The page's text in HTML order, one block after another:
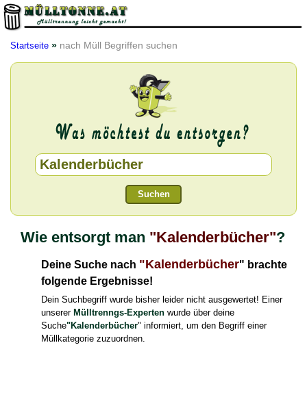
Startseite » nach Müll Begriffen suchen
Suchen
Wie entsorgt man "Kalenderbücher"?
Deine Suche nach "Kalenderbücher" brachte
folgende Ergebnisse!
Dein Suchbegriff wurde bisher leider nicht ausgewertet! Einer
unserer Mülltrenngs-Experten wurde über deine
Suche"Kalenderbücher" informiert, um den Begriff einer
Müllkategorie zuzuordnen.